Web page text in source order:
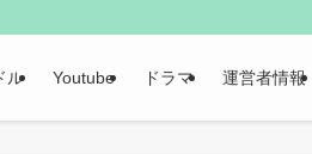
ル Youtube ドラマ 運営者情報